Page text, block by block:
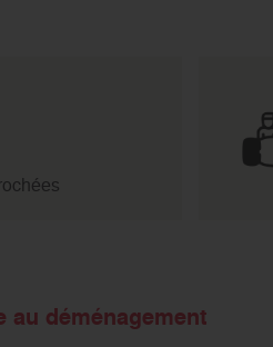
au déménagement